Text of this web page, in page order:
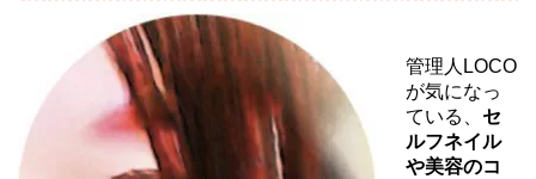
管理人LOCO
が気になっ
ている、 セ
ルフネイル
や美容のコ